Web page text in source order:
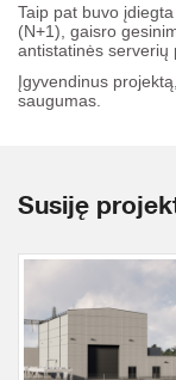
Taip pat buvo
(N+1), gaisro
antistatinės serverių
Įgyvendinus
saugumas.
Susiję